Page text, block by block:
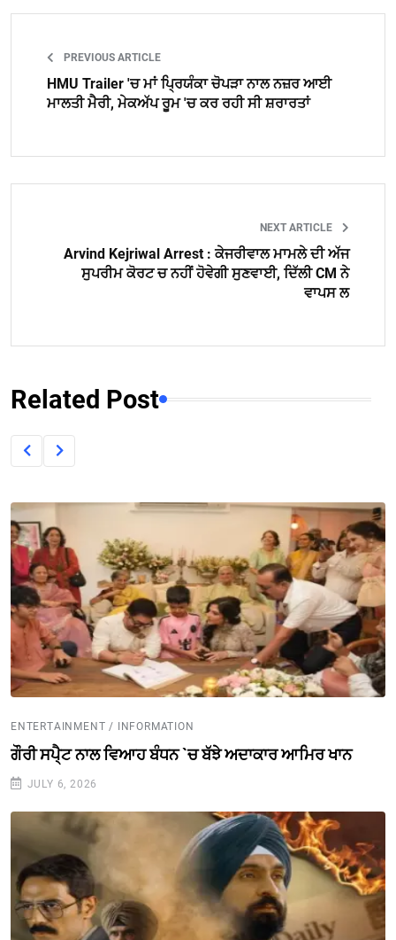
PREVIOUS ARTICLE
HMU Trailer 'ਚ ਮਾਂ ਪ੍ਰਿਯੰਕਾ ਚੋਪੜਾ ਨਾਲ ਨਜ਼ਰ ਆਈ
ਮਾਲਤੀ ਮੈਰੀ, ਮੇਕਅੱਪ ਰੂਮ 'ਚ ਕਰ ਰਹੀ ਸੀ ਸ਼ਰਾਰਤਾਂ
NEXT ARTICLE
Arvind Kejriwal Arrest : ਕੇਜਰੀਵਾਲ ਮਾਮਲੇ ਦੀ ਅੱਜ
ਸੁਪਰੀਮ ਕੋਰਟ ਚ ਨਹੀਂ ਹੋਵੇਗੀ ਸੁਣਵਾਈ, ਦਿੱਲੀ CM ਨੇ
ਵਾਪਸ ਲ
Related Post
ENTERTAINMENT / INFORMATION
ਗੌਰੀ ਸਪੈ੍ਟ ਨਾਲ ਵਿਆਹ ਬੰਧਨ `ਚ ਬੱਝੇ ਅਦਾਕਾਰ ਆਮਿਰ ਖਾਨ
JULY 6, 2026